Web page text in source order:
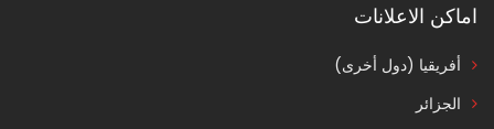
اماكن الاعلانات
أفريقيا (دول أخرى)
الجزائر